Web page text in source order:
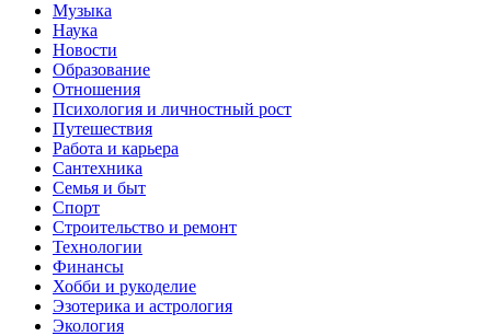
Музыка
Наука
Новости
Образование
Отношения
Психология и личностный рост
Путешествия
Работа и карьера
Сантехника
Семья и быт
Спорт
Строительство и ремонт
Технологии
Финансы
Хобби и рукоделие
Эзотерика и астрология
Экология